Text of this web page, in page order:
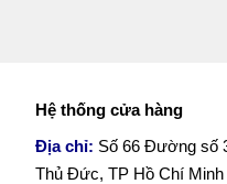
Hệ thống cửa hàng
Địa chỉ: Số 66 Đường số
Thủ Đức, TP Hồ Chí Minh